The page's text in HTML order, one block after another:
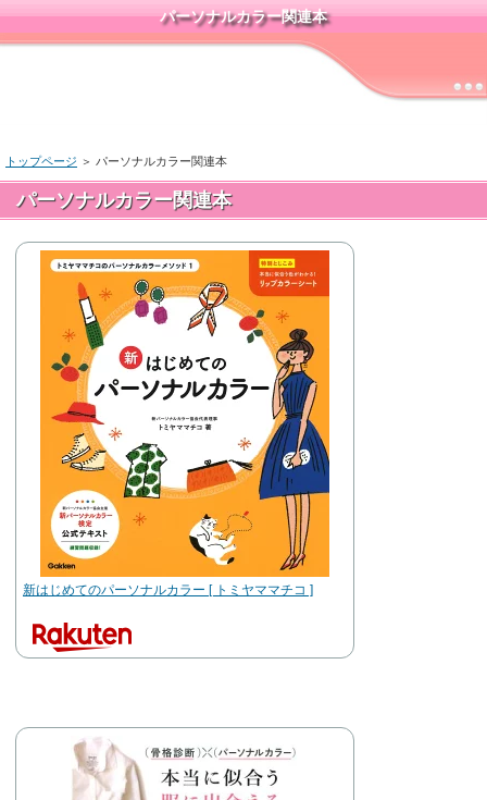
パーソナルカラー関連本
トップページ ＞ パーソナルカラー関連本
パーソナルカラー関連本
新はじめてのパーソナルカラー [ トミヤママチコ ]